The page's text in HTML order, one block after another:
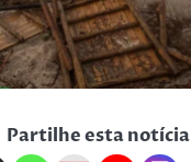
Partilhe esta notícia